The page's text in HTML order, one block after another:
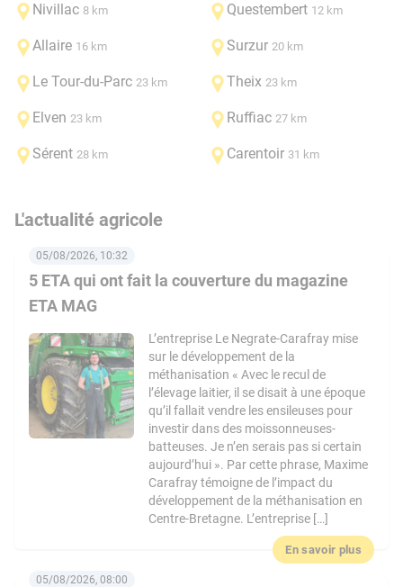
Nivillac 8 km Questembert 12 km
Allaire 16 km Surzur 20 km
Le Tour-du-Parc 23 km Theix 23 km
Elven 23 km Ruffiac 27 km
Sérent 28 km Carentoir 31 km
L'actualité agricole
5 ETA qui ont fait la couverture du magazine
ETA MAG
05/08/2026, 10:32
L’entreprise Le Negrate-Carafray mise
sur le développement de la
méthanisation « Avec le recul de
l’élevage laitier, il se disait à une époque
qu’il fallait vendre les ensileuses pour
investir dans des moissonneuses-
batteuses. Je n’en serais pas si certain
aujourd’hui ». Par cette phrase, Maxime
Carafray témoigne de l’impact du
développement de la méthanisation en
Centre-Bretagne. L’entreprise […]
En savoir plus
05/08/2026, 08:00